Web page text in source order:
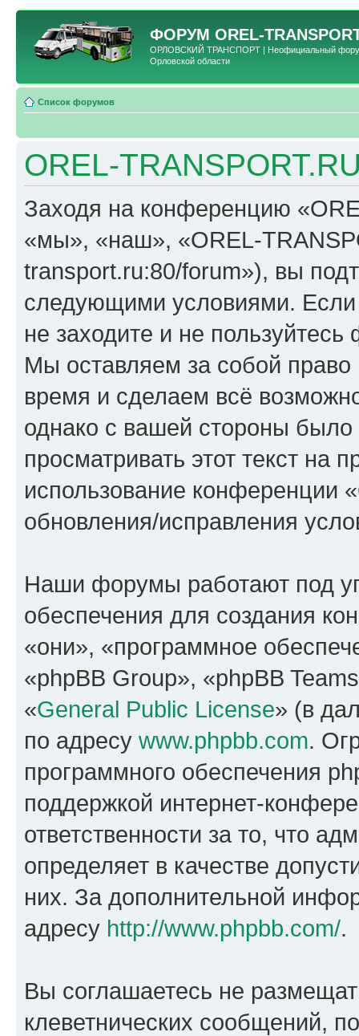
ФОРУМ OREL-
ОРЛОВСКИЙ ТРАНСПОРТ | Неофициальный форум
Орловской области
Список форумов
OREL-
Заходя на конференцию
«мы», «наш», «OREL-
transport.ru:80/forum»), вы
следующими условиями.
не заходите и не
Мы оставляем за собой
время и сделаем всё
однако с вашей стороны
просматривать этот текст на
использование конференции
обновления/исправления
Наши форумы работают под
обеспечения для создания
«они», «программное
«phpBB Group», «phpBB
«General Public License» (в
по адресу www.phpbb.com.
программного обеспечения
поддержкой интернет-
ответственности за то, что
определяет в качестве
них. За дополнительной
адресу http://www.phpbb.com/.
Вы соглашаетесь не
клеветнических сообщений,